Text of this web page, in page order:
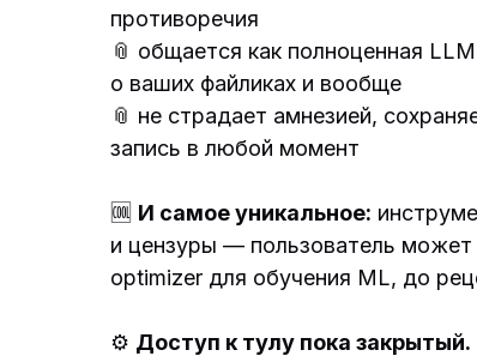
противоречия
📎 общается как полноценная
о ваших файликах и вообще
📎 не страдает амнезией,
запись в любой момент
🆒 И самое уникальное:
и цензуры — пользователь может
optimizer для обучения ML, до
⚙️ Доступ к тулу пока закрытый.